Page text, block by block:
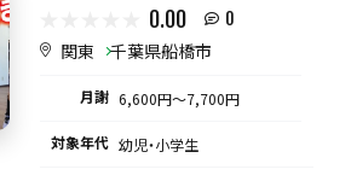
0.00 0
関東 千葉県船橋市
月謝 6,600円〜7,700円
対象年代 幼児・小学生